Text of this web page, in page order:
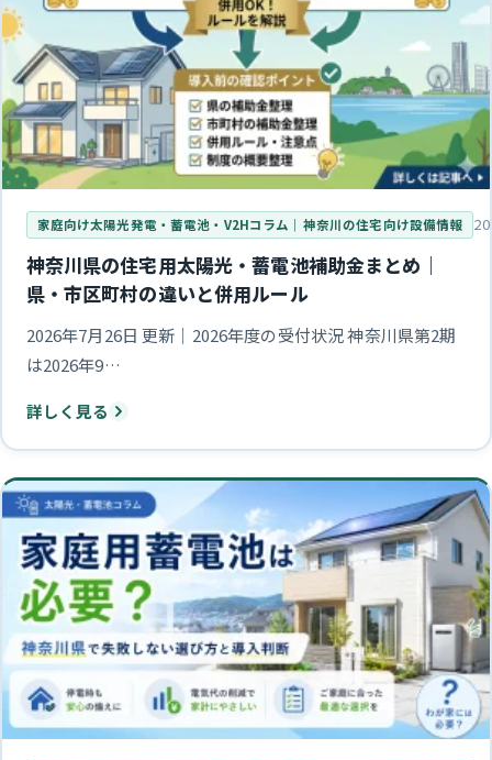
家庭向け太陽光発電・蓄電池・V2Hコラム｜神奈川の住宅向け設備情報
神奈川県の住宅用太陽光・蓄電池補助金まとめ｜
県・市区町村の違いと併用ルール
2026年7月26日 更新｜2026年度の受付状況 神奈川県第2期
は2026年9…
詳しく見る